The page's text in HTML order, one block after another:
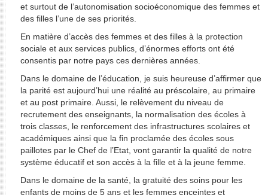
et surtout de l’autonomisation socioéconomique des femmes et
des filles l’une de ses priorités.
En matière d’accès des femmes et des filles à la protection
sociale et aux services publics, d’énormes efforts ont été
consentis par notre pays ces dernières années.
Dans le domaine de l’éducation, je suis heureuse d’affirmer que
la parité est aujourd’hui une réalité au préscolaire, au primaire
et au post primaire. Aussi, le relèvement du niveau de
recrutement des enseignants, la normalisation des écoles à
trois classes, le renforcement des infrastructures scolaires et
académiques ainsi que la fin proclamée des écoles sous
paillotes par le Chef de l’Etat, vont garantir la qualité de notre
système éducatif et son accès à la fille et à la jeune femme.
Dans le domaine de la santé, la gratuité des soins pour les
enfants de moins de 5 ans et les femmes enceintes et